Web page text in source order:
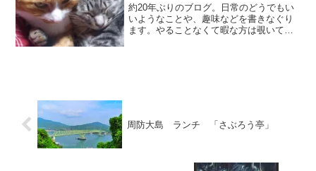
約20年ぶりのブログ。日常のどうでもい
いようなことや、趣味などを書きなぐり
ます。やることなくて暇な方は覗いてみ
周防大島 ランチ 「さぶろう亭」